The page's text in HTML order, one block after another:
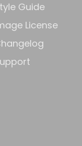
Guide
License